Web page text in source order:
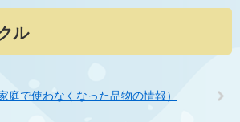
ル
庭で使わなくなった品物の情報）